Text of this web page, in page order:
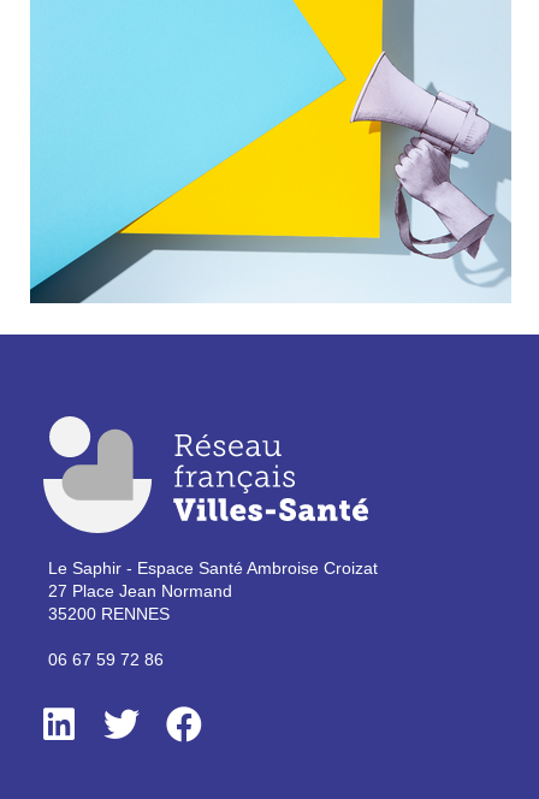
Le Saphir - Espace Santé Ambroise Croizat
27 Place Jean Normand
35200 RENNES
06 67 59 72 86